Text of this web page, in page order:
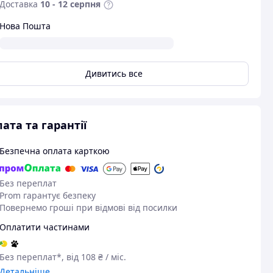
Доставка 10 - 12 серпня
Нова Пошта
Дивитись все
та гарантії
Безпечна оплата карткою
Без переплат
Prom гарантує безпеку
Повернемо гроші при відмові від посилки
Оплатити частинами
Без переплат*, від 108 ₴ / міс.